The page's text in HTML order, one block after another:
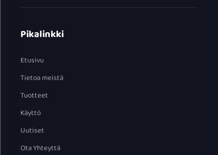
Pikalinkki
Etusivu
Tietoa meistä
Tuotteet
Käyttö
Uutiset
Ota Yhteyttä